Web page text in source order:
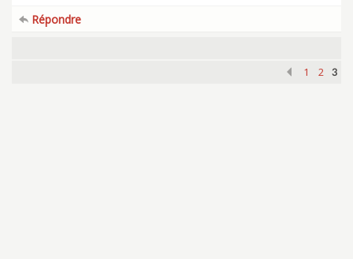
Répondre
1 2 3